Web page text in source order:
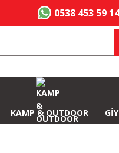
0538 453 59 14
KAMP & OUTDOOR